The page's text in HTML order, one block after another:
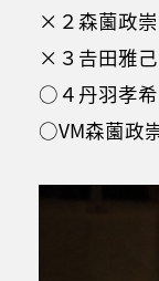
×２森薗政
×３𠮷田雅
○４丹羽孝
○VM森薗